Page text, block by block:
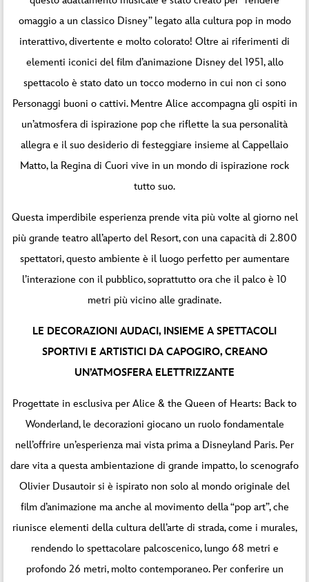
omaggio a un classico Disney” legato alla cultura pop in modo
interattivo, divertente e molto colorato! Oltre ai riferimenti di
elementi iconici del film d’animazione Disney del 1951, allo
spettacolo è stato dato un tocco moderno in cui non ci sono
Personaggi buoni o cattivi. Mentre Alice accompagna gli ospiti in
un’atmosfera di ispirazione pop che riflette la sua personalità
allegra e il suo desiderio di festeggiare insieme al Cappellaio
Matto, la Regina di Cuori vive in un mondo di ispirazione rock
tutto suo.
Questa imperdibile esperienza prende vita più volte al giorno nel
più grande teatro all’aperto del Resort, con una capacità di 2.800
spettatori, questo ambiente è il luogo perfetto per aumentare
l’interazione con il pubblico, soprattutto ora che il palco è 10
metri più vicino alle gradinate.
LE DECORAZIONI AUDACI, INSIEME A SPETTACOLI
SPORTIVI E ARTISTICI DA CAPOGIRO, CREANO
UN’ATMOSFERA ELETTRIZZANTE
Progettate in esclusiva per Alice & the Queen of Hearts: Back to
Wonderland, le decorazioni giocano un ruolo fondamentale
nell’offrire un’esperienza mai vista prima a Disneyland Paris. Per
dare vita a questa ambientazione di grande impatto, lo scenografo
Olivier Dusautoir si è ispirato non solo al mondo originale del
film d’animazione ma anche al movimento della “pop art”, che
riunisce elementi della cultura dell’arte di strada, come i murales,
rendendo lo spettacolare palcoscenico, lungo 68 metri e
profondo 26 metri, molto contemporaneo. Per conferire un